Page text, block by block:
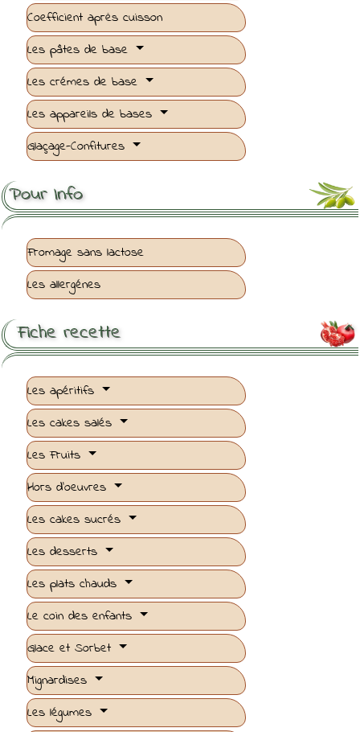
Coefficient après cuisson
Les pâtes de base
Les crémes de base
Les appareils de bases
Glaçage-Confitures
Pour Info
Fromage sans lactose
Les allergénes

Fiche recette
Les apéritifs
Les cakes salés
Les Fruits
Hors d'oeuvres
Les cakes sucrés
Les desserts
Les plats chauds
Le coin des enfants
Glace et Sorbet
Mignardises
Les légumes